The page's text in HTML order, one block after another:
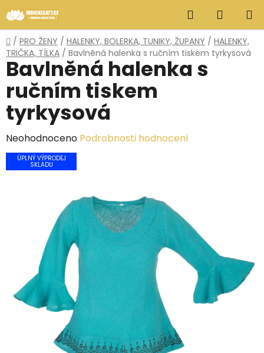
na
obsah
Hledat
KOŠÍK
Domů
/ PRO ŽENY / HALENKY, BOLERKA, TUNIKY, ŽUPANY / HALENKY,
TRIČKA, TÍLKA / Bavlněná halenka s ručním tiskem tyrkysová
Bavlněná halenka s
ručním tiskem
tyrkysová
Průměrné
hodnocení
produktu
hvězdiček.
Neohodnoceno Podrobnosti hodnocení
ÚPLNÝ VÝPRODEJ
SKLADU